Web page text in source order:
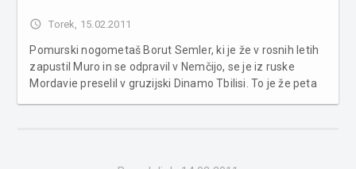
access_time Torek, 15.02.2011
Pomurski nogometaš Borut Semler, ki je že v rosnih letih
zapustil Muro in se odpravil v Nemčijo, se je iz ruske
Mordavie preselil v gruzijski Dinamo Tbilisi. To je že peta